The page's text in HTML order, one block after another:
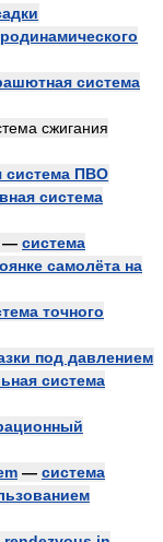
система
сжигания
система ПВО
система
система
самолёта на
точного
под давлением
система
— система